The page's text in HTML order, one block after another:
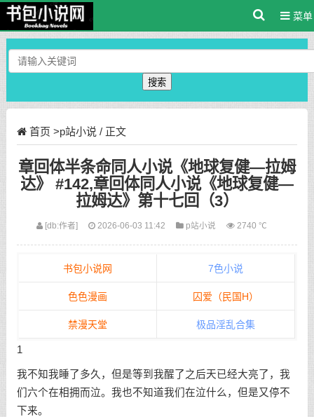
菜单
搜索
首页 >p站小说 / 正文
章回体半条命同人小说《地球复健—拉姆
达》 #142,章回体同人小说《地球复健—
拉姆达》第十七回（3）
[db:作者] 2026-06-03 11:42 p站小说 2740 ℃
书包小说网 7色小说
色色漫画 囚爱（民国H）
禁漫天堂 极品淫乱合集
1
我不知我睡了多久，但是等到我醒了之后天已经大亮了，我
们六个在相拥而泣。我也不知道我们在泣什么，但是又停不
下来。